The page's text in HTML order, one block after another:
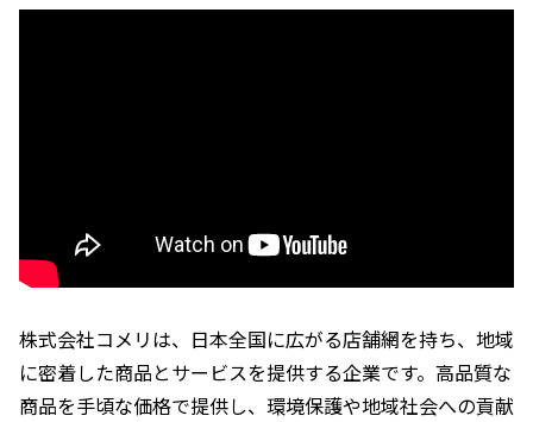
株式会社コメリは、日本全国に広がる店舗網を持ち、地域
に密着した商品とサービスを提供する企業です。高品質な
商品を手頃な価格で提供し、環境保護や地域社会への貢献